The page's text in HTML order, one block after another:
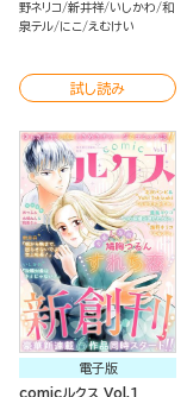
野ネリコ 新井祥 いしかわ 和
泉テル にこ えむけい
試し読み
電子版
comicルクス Vol.1